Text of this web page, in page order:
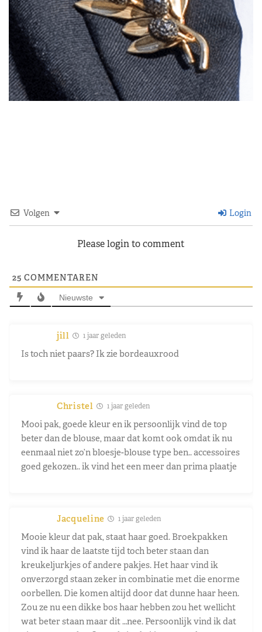
Volgen Login
Please login to comment
25 COMMENTAREN
Nieuwste
jill 1 jaar geleden
Is toch niet paars? Ik zie bordeauxrood
Christel 1 jaar geleden
Mooi pak, goede kleur en ik persoonlijk vind de top
beter dan de blouse, maar dat komt ook omdat ik nu
eenmaal niet zo’n bloesje-blouse type ben.. accessoires
goed gekozen.. ik vind het een meer dan prima plaatje
Jacqueline 1 jaar geleden
Mooie kleur dat pak, staat haar goed. Broekpakken
vind ik haar de laatste tijd toch beter staan dan
kreukeljurkjes of andere pakjes. Het haar vind ik
onverzorgd staan zeker in combinatie met die enorme
oorbellen. Die komen altijd door dat dunne haar heen.
Zou ze nu een dikke bos haar hebben zou het wellicht
wat beter staan maar dit …nee. Persoonlijk vind ik dat